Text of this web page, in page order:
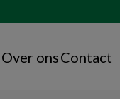
Over onsContact